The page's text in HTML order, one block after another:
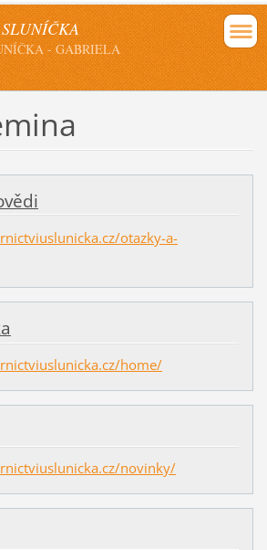
- GABRIELA
otazky-a-
home/
novinky/